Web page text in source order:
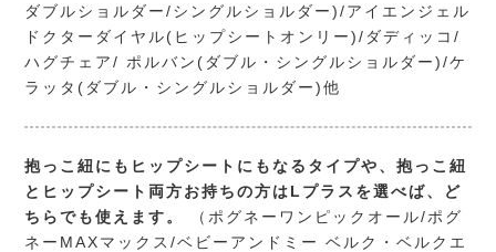
ダブルショルダー/シングルショルダー)/アイエンジェル
ドクターダイヤル(ヒップシートオンリー)/ダディッコ/
ハグチェア/ ポルバン(ダブル・シングルショルダー)/ケ
ラッタ(ダブル・シングルショルダー)他
抱っこ紐にもヒップシートにもなるタイプや、抱っこ紐
とヒップシート両方お持ちの方はLプラスを選べば、ど
ちらでも使えます。
（ポグネーワンピックオール/ポグ
ネーMAXマックス/ベビーアンドミー ベルク・ベルクエ